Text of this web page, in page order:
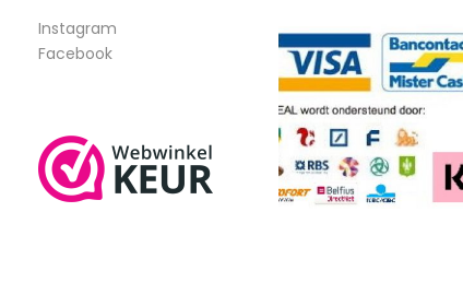
Instagram
Facebook